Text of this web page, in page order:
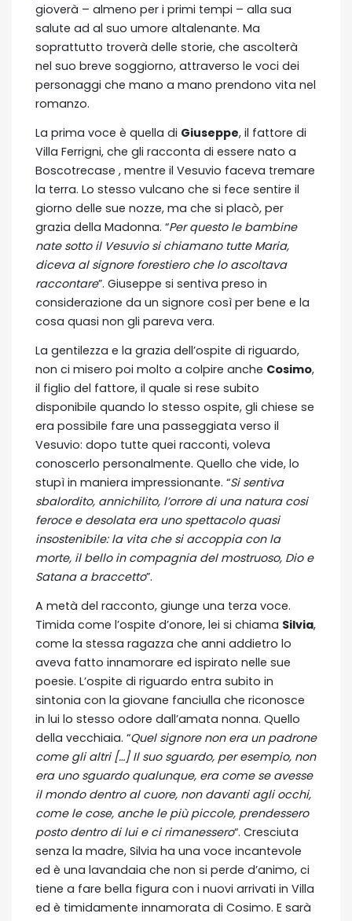
gioverà – almeno per i primi tempi – alla sua
salute ad al suo umore altalenante. Ma
soprattutto troverà delle storie, che ascolterà
nel suo breve soggiorno, attraverso le voci dei
personaggi che mano a mano prendono vita nel
romanzo.
La prima voce è quella di Giuseppe, il fattore di
Villa Ferrigni, che gli racconta di essere nato a
Boscotrecase , mentre il Vesuvio faceva tremare
la terra. Lo stesso vulcano che si fece sentire il
giorno delle sue nozze, ma che si placò, per
grazia della Madonna. “Per questo le bambine
nate sotto il Vesuvio si chiamano tutte Maria,
diceva al signore forestiero che lo ascoltava
raccontare”. Giuseppe si sentiva preso in
considerazione da un signore così per bene e la
cosa quasi non gli pareva vera.
La gentilezza e la grazia dell’ospite di riguardo,
non ci misero poi molto a colpire anche Cosimo,
il figlio del fattore, il quale si rese subito
disponibile quando lo stesso ospite, gli chiese se
era possibile fare una passeggiata verso il
Vesuvio: dopo tutte quei racconti, voleva
conoscerlo personalmente. Quello che vide, lo
stupì in maniera impressionante. “Si sentiva
sbalordito, annichilito, l’orrore di una natura cosi
feroce e desolata era uno spettacolo quasi
insostenibile: la vita che si accoppia con la
morte, il bello in compagnia del mostruoso, Dio e
Satana a braccetto”.
A metà del racconto, giunge una terza voce.
Timida come l’ospite d’onore, lei si chiama Silvia,
come la stessa ragazza che anni addietro lo
aveva fatto innamorare ed ispirato nelle sue
poesie. L’ospite di riguardo entra subito in
sintonia con la giovane fanciulla che riconosce
in lui lo stesso odore dall’amata nonna. Quello
della vecchiaia. “Quel signore non era un padrone
come gli altri […] Il suo sguardo, per esempio, non
era uno sguardo qualunque, era come se avesse
il mondo dentro al cuore, non davanti agli occhi,
come le cose, anche le più piccole, prendessero
posto dentro di lui e ci rimanessero“. Cresciuta
senza la madre, Silvia ha una voce incantevole
ed è una lavandaia che non si perde d’animo, ci
tiene a fare bella figura con i nuovi arrivati in Villa
ed è timidamente innamorata di Cosimo. E sarà